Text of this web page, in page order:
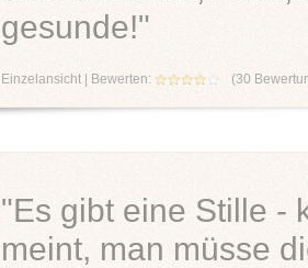
gesunde!"
Einzelansicht | Bewerten: (30
"Es gibt eine Stille -
meint, man müsse